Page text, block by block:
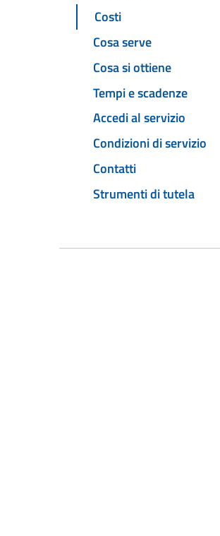
Costi
Cosa serve
Cosa si ottiene
Tempi e scadenze
Accedi al servizio
Condizioni di servizio
Contatti
Strumenti di tutela